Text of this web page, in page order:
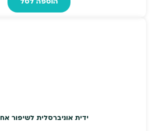
ידית אוניברסלית לשיפור